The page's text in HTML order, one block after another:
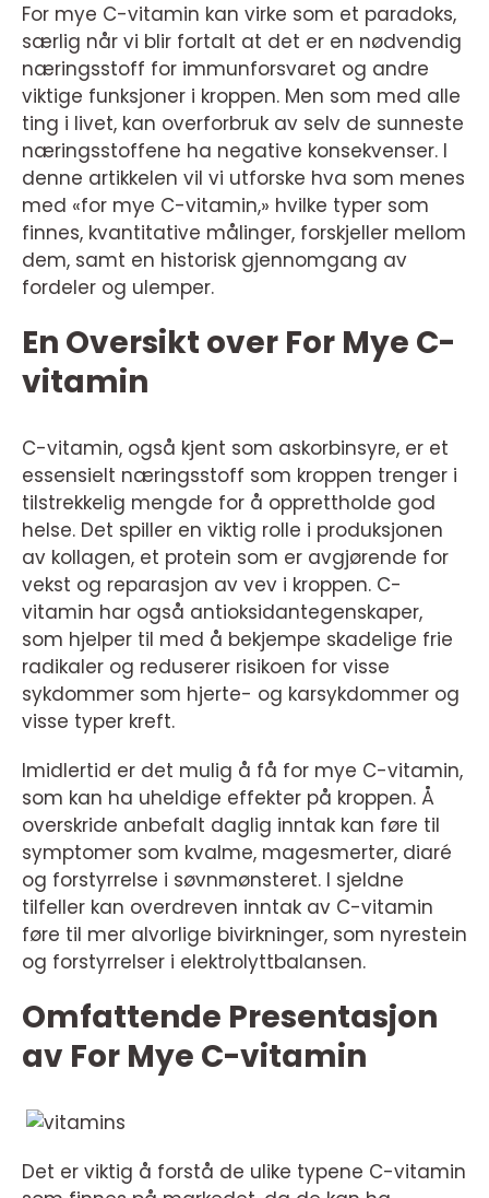
For mye C-vitamin kan virke som et paradoks,
særlig når vi blir fortalt at det er en nødvendig
næringsstoff for immunforsvaret og andre
viktige funksjoner i kroppen. Men som med alle
ting i livet, kan overforbruk av selv de sunneste
næringsstoffene ha negative konsekvenser. I
denne artikkelen vil vi utforske hva som menes
med «for mye C-vitamin,» hvilke typer som
finnes, kvantitative målinger, forskjeller mellom
dem, samt en historisk gjennomgang av
fordeler og ulemper.
En Oversikt over For Mye C-
vitamin
C-vitamin, også kjent som askorbinsyre, er et
essensielt næringsstoff som kroppen trenger i
tilstrekkelig mengde for å opprettholde god
helse. Det spiller en viktig rolle i produksjonen
av kollagen, et protein som er avgjørende for
vekst og reparasjon av vev i kroppen. C-
vitamin har også antioksidantegenskaper,
som hjelper til med å bekjempe skadelige frie
radikaler og reduserer risikoen for visse
sykdommer som hjerte- og karsykdommer og
visse typer kreft.
Imidlertid er det mulig å få for mye C-vitamin,
som kan ha uheldige effekter på kroppen. Å
overskride anbefalt daglig inntak kan føre til
symptomer som kvalme, magesmerter, diaré
og forstyrrelse i søvnmønsteret. I sjeldne
tilfeller kan overdreven inntak av C-vitamin
føre til mer alvorlige bivirkninger, som nyrestein
og forstyrrelser i elektrolyttbalansen.
Omfattende Presentasjon
av For Mye C-vitamin
Det er viktig å forstå de ulike typene C-vitamin